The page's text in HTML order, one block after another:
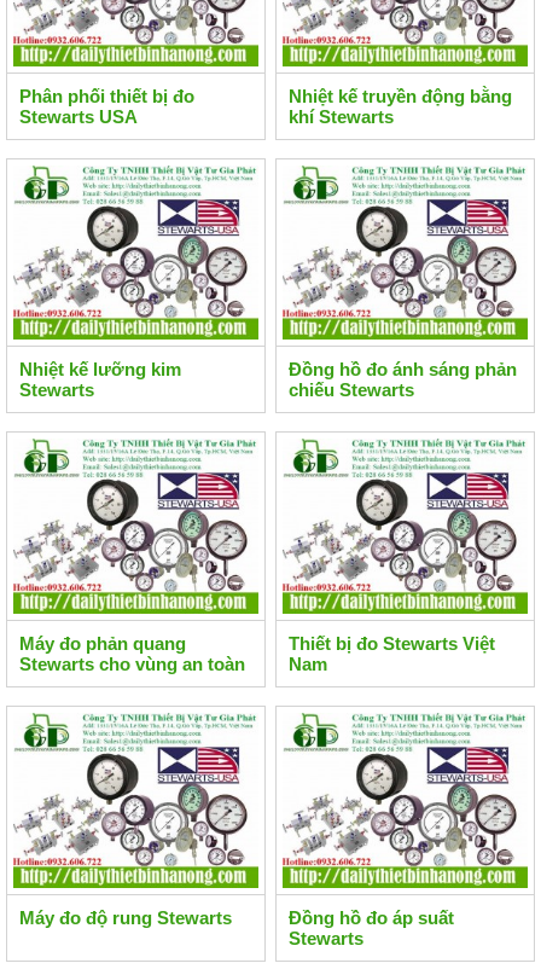
Phân phối thiết bị đo
Stewarts USA
Nhiệt kế truyền động bằng
khí Stewarts
Nhiệt kế lưỡng kim
Stewarts
Đồng hồ đo ánh sáng phản
chiếu Stewarts
Máy đo phản quang
Stewarts cho vùng an toàn
Thiết bị đo Stewarts Việt
Nam
Máy đo độ rung Stewarts
Đồng hồ đo áp suất
Stewarts